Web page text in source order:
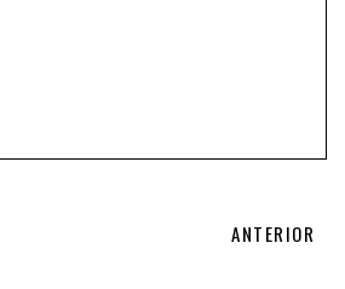
ANTERIOR